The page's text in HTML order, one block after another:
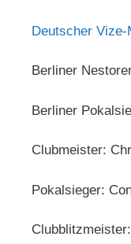
Deutscher
Berliner
Berliner
Clubmeister:
Pokalsieger: